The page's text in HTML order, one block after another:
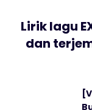
Lirik lagu
dan